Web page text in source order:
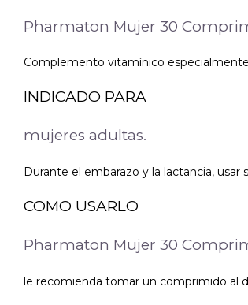
Pharmaton Mujer 30
Complemento vitamínico
INDICADO PARA
mujeres adultas.
Durante el embarazo y la lactancia,
COMO USARLO
Pharmaton Mujer 30
le recomienda tomar un comprimido al